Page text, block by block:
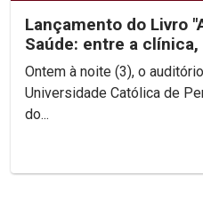
Lançamento do Livro
Saúde: entre a clínica,
e a cultura"...
Ontem à noite (3), o
Universidade Católica de
do...